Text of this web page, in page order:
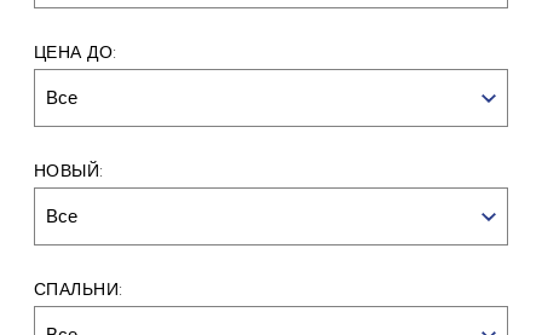
ЦЕНА ДО:
Все
НОВЫЙ:
Все
СПАЛЬНИ: